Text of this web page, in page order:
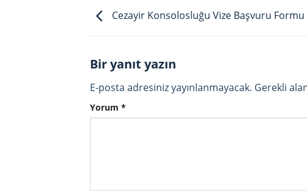
Cezayir Konsolosluğu Vize Başvuru Formu
Bir yanıt yazın
E-posta adresiniz yayınlanmayacak. Gerekli
Yorum *